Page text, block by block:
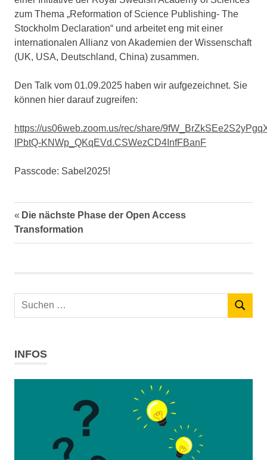
zum Thema „Reformation of Science Publishing- The
Stockholm Declaration“ und arbeitet eng mit einer
internationalen Allianz von Akademien der Wissenschaft
(UK, USA, Deutschland, China) zusammen.
Den Talk vom 01.09.2025 haben wir aufgezeichnet. Sie
können hier darauf zugreifen:
https://us06web.zoom.us/rec/share/
IPbtQ-KNWp_QKqEVd.CSWezCD4InfFBanF
Passcode: Sabel2025!
Fake
Beitrags-
Navigation
Vorheriger
Beitrag:
Die nächste Phase der Open Access
Transformation
Suchen
SUCHEN
INFOS